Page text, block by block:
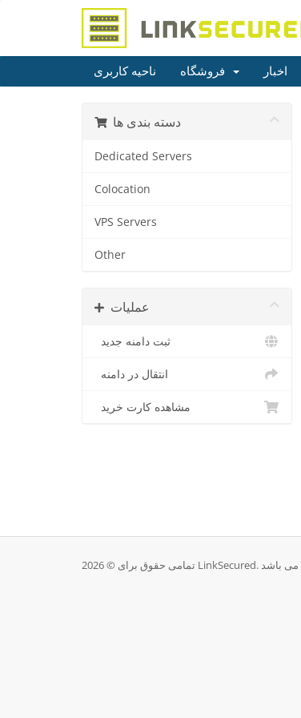
ناحیه کاربری اخبار
دسته بندی ها
Dedicated Servers
Colocation
VPS Servers
Other
عملیات
ثبت دامنه جدید
انتقال در دامنه
مشاهده کارت خرید